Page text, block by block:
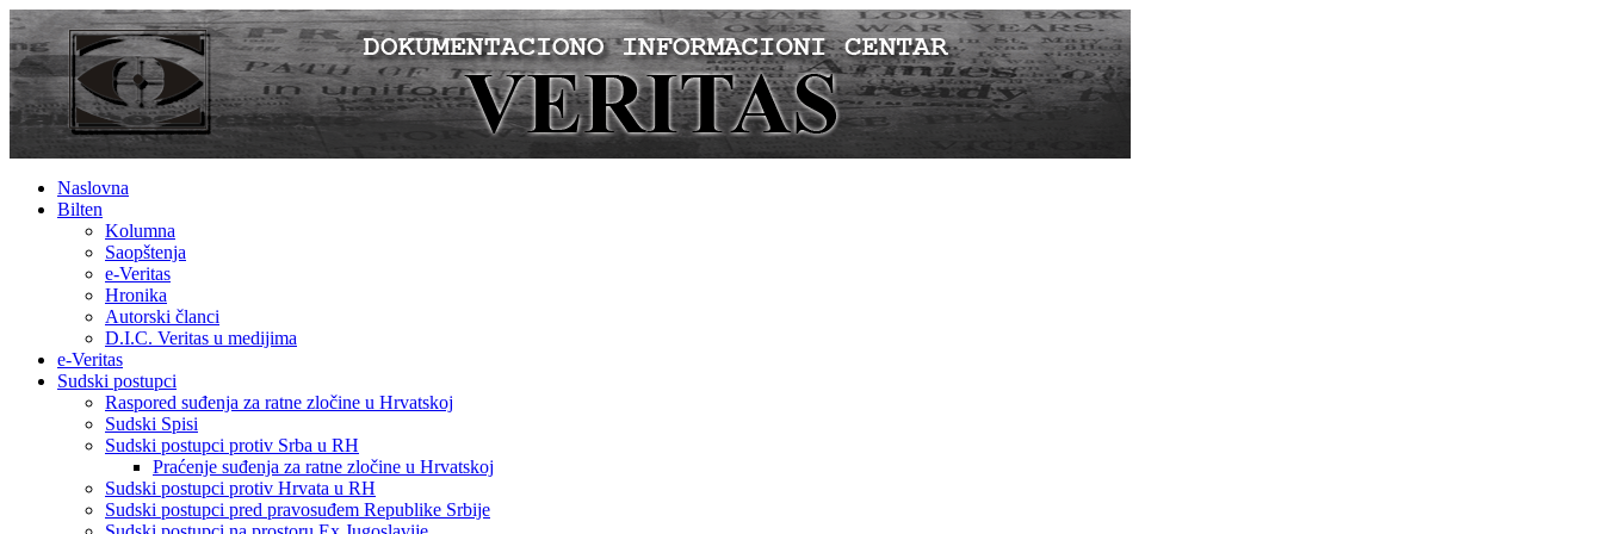
Naslovna
Bilten
Kolumna
Saopštenja
e-Veritas
Hronika
Autorski članci
D.I.C. Veritas u medijima
e-Veritas
Sudski postupci
Raspored suđenja za ratne zločine u Hrvatskoj
Sudski Spisi
Sudski postupci protiv Srba u RH
Praćenje suđenja za ratne zločine u Hrvatskoj
Sudski postupci protiv Hrvata u RH
Sudski postupci pred pravosuđem Republike Srbije